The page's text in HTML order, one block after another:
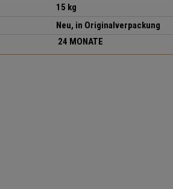
15 kg
Neu, in Originalverpackung
24 MONATE